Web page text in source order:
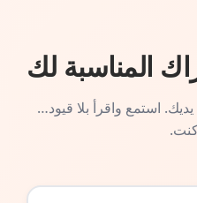
المناسبة لك
استمع واقرأ بلا قيود…
كنت.